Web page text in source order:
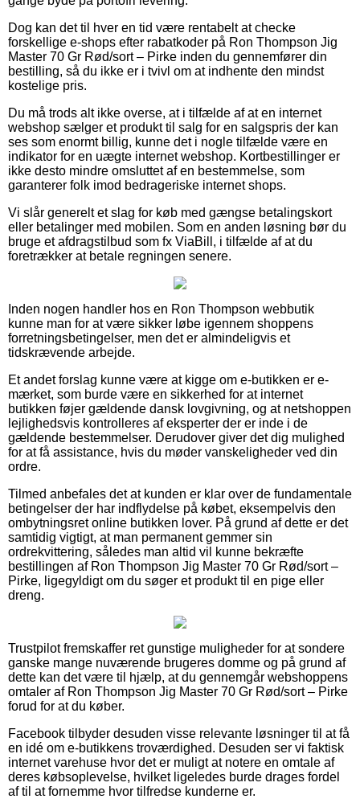
Dog kan det til hver en tid være rentabelt at checke
forskellige e-shops efter rabatkoder på Ron Thompson Jig
Master 70 Gr Rød/sort – Pirke inden du gennemfører din
bestilling, så du ikke er i tvivl om at indhente den mindst
kostelige pris.
Du må trods alt ikke overse, at i tilfælde af at en internet
webshop sælger et produkt til salg for en salgspris der kan
ses som enormt billig, kunne det i nogle tilfælde være en
indikator for en uægte internet webshop. Kortbestillinger er
ikke desto mindre omsluttet af en bestemmelse, som
garanterer folk imod bedrageriske internet shops.
Vi slår generelt et slag for køb med gængse betalingskort
eller betalinger med mobilen. Som en anden løsning bør du
bruge et afdragstilbud som fx ViaBill, i tilfælde af at du
foretrækker at betale regningen senere.
Inden nogen handler hos en Ron Thompson webbutik
kunne man for at være sikker løbe igennem shoppens
forretningsbetingelser, men det er almindeligvis et
tidskrævende arbejde.
Et andet forslag kunne være at kigge om e-butikken er e-
mærket, som burde være en sikkerhed for at internet
butikken føjer gældende dansk lovgivning, og at netshoppen
lejlighedsvis kontrolleres af eksperter der er inde i de
gældende bestemmelser. Derudover giver det dig mulighed
for at få assistance, hvis du møder vanskeligheder ved din
ordre.
Tilmed anbefales det at kunden er klar over de fundamentale
betingelser der har indflydelse på købet, eksempelvis den
ombytningsret online butikken lover. På grund af dette er det
samtidig vigtigt, at man permanent gemmer sin
ordrekvittering, således man altid vil kunne bekræfte
bestillingen af Ron Thompson Jig Master 70 Gr Rød/sort –
Pirke, ligegyldigt om du søger et produkt til en pige eller
dreng.
Trustpilot fremskaffer ret gunstige muligheder for at sondere
ganske mange nuværende brugeres domme og på grund af
dette kan det være til hjælp, at du gennemgår webshoppens
omtaler af Ron Thompson Jig Master 70 Gr Rød/sort – Pirke
forud for at du køber.
Facebook tilbyder desuden visse relevante løsninger til at få
en idé om e-butikkens troværdighed. Desuden ser vi faktisk
internet varehuse hvor det er muligt at notere en omtale af
deres købsoplevelse, hvilket ligeledes burde drages fordel
af til at fornemme hvor tilfredse kunderne er.